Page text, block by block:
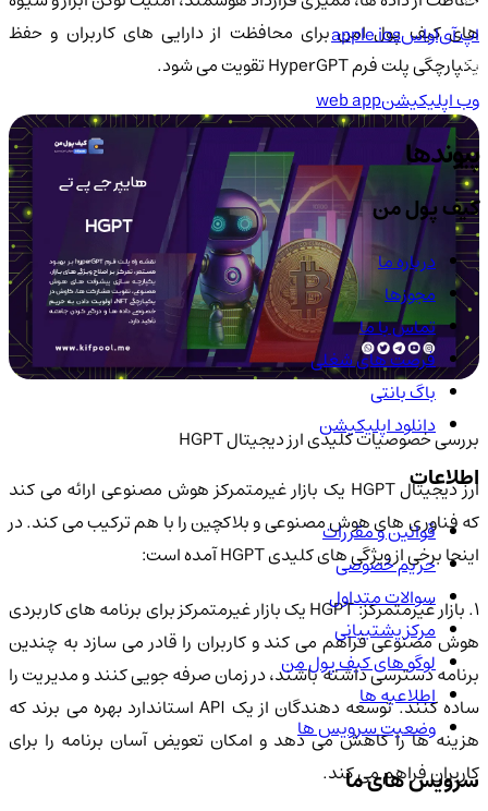
های کیف پول امن برای محافظت از دارایی های کاربران و حفظ
یکپارچگی پلت فرم HyperGPT تقویت می شود.
بررسی خصوصیات کلیدی ارز دیجیتال HGPT
ارز دیجیتال HGPT یک بازار غیرمتمرکز هوش مصنوعی ارائه می کند
که فناوری های هوش مصنوعی و بلاکچین را با هم ترکیب می کند. در
اینجا برخی از ویژگی های کلیدی HGPT آمده است:
1. بازار غیرمتمرکز: HGPT یک بازار غیرمتمرکز برای برنامه های کاربردی
هوش مصنوعی فراهم می کند و کاربران را قادر می سازد به چندین
برنامه دسترسی داشته باشند، در زمان صرفه جویی کنند و مدیریت را
ساده کنند. توسعه دهندگان از یک API استاندارد بهره می برند که
هزینه ها را کاهش می دهد و امکان تعویض آسان برنامه را برای
کاربران فراهم می کند.
اپ آی‌او‌اسapple ios
وب اپلیکیشنweb app
پیوندها
کیف پول من
درباره ما
مجوزها
تماس با ما
فرصت های شغلی
باگ بانتی
دانلود اپلیکیشن
اطلاعات
قوانین و مقررات
حریم خصوصی
سوالات متداول
مرکز پشتیبانی
لوگو های کیف پول من
اطلاعیه ها
وضعیت سرویس ها
سرویس های ما